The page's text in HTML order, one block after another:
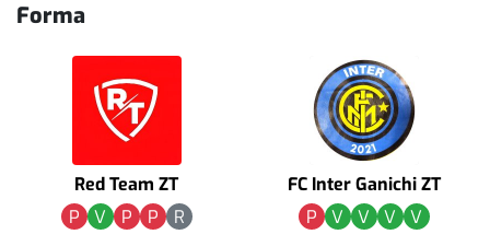
Forma
Red Team ZT
P
V P P R
FC Inter Ganichi ZT
P
V V V V